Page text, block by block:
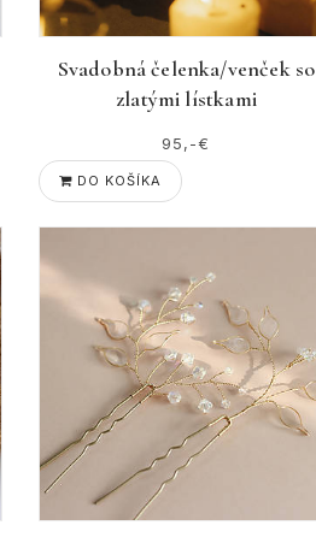
Svadobná čelenka/venček so
zlatými lístkami
95,-€
DO KOŠÍKA